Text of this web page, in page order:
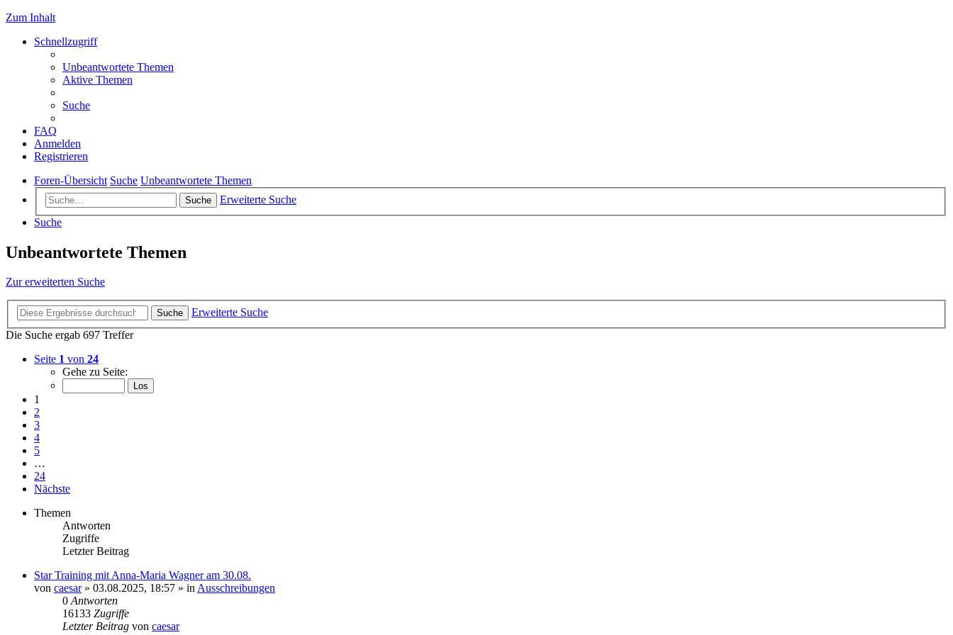
Zum Inhalt
Schnellzugriff
Unbeantwortete Themen
Aktive Themen
Suche
FAQ
Anmelden
Registrieren
Foren-Übersicht Suche Unbeantwortete Themen
Suche
Erweiterte Suche
Suche
Unbeantwortete Themen
Zur erweiterten Suche
Suche
Erweiterte Suche
Die Suche ergab 697 Treffer
Seite 1 von 24
Gehe zu Seite:
1
2
3
4
5
…
24
Nächste
Themen
Antworten
Zugriffe
Letzter Beitrag
Star Training mit Anna-Maria Wagner am 30.08.
von caesar» 03.08.2025, 18:57 » in Ausschreibungen
0 Antworten
16133 Zugriffe
Letzter Beitrag von caesar